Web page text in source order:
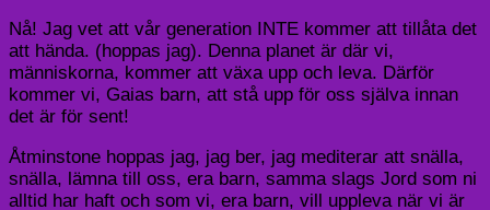
Nå! Jag vet att vår generation INTE kommer att tillåta det
att hända. (hoppas jag). Denna planet är där vi,
människorna, kommer att växa upp och leva. Därför
kommer vi, Gaias barn, att stå upp för oss själva innan
det är för sent!
Åtminstone hoppas jag, jag ber, jag mediterar att snälla,
snälla, lämna till oss, era barn, samma slags Jord som ni
alltid har haft och som vi, era barn, vill uppleva när vi är